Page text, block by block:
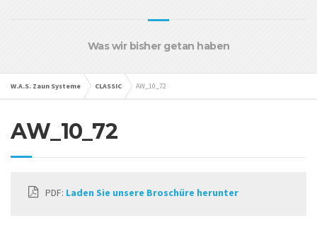
Was wir bisher getan haben
W.A.S. Zaun Systeme CLASSIC AW_10_72
AW_10_72
PDF: Laden Sie unsere Broschüre herunter